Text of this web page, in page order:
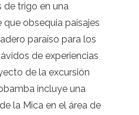
trigo en una
obsequia paisajes
paraíso para los
de experiencias
de la excursión
incluye una
la Mica en el área de